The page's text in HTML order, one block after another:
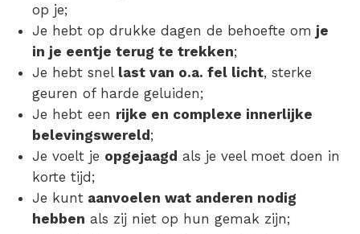
op je;
Je hebt op drukke dagen de behoefte om je
in je eentje terug te trekken;
Je hebt snel last van o.a. fel licht, sterke
geuren of harde geluiden;
Je hebt een rijke en complexe innerlijke
belevingswereld;
Je voelt je opgejaagd als je veel moet doen in
korte tijd;
Je kunt aanvoelen wat anderen nodig
hebben als zij niet op hun gemak zijn;